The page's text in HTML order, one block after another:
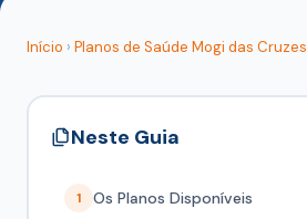
Início › Planos de Saúde Mogi das Cruzes
Neste Guia
1 Os Planos Disponíveis